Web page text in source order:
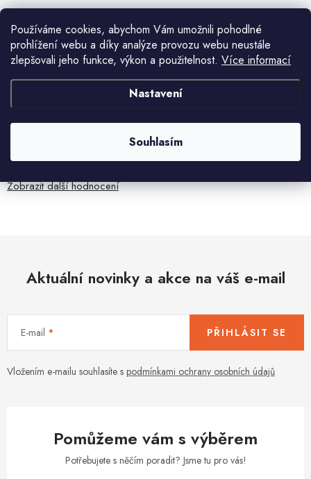
Používáme cookies, abychom Vám umožnili pohodlné
prohlížení webu a díky analýze provozu webu neustále
zlepšovali jeho funkce, výkon a použitelnost. Více informací
Nastavení
Souhlasím
HELENA MINAŘÍKOVÁ
5.8.2026
Je sice větší ale vypadá dobře
Ivana Mimrackova
2.8.2026
Zobrazit další hodnocení
Aktuální novinky a akce na váš e-mail
E-mail
Vložením e-mailu souhlasíte s podmínkami ochrany osobních údajů
PŘIHLÁSIT SE
Pomůžeme vám s výběrem
Potřebujete s něčím poradit? Jsme tu pro vás!